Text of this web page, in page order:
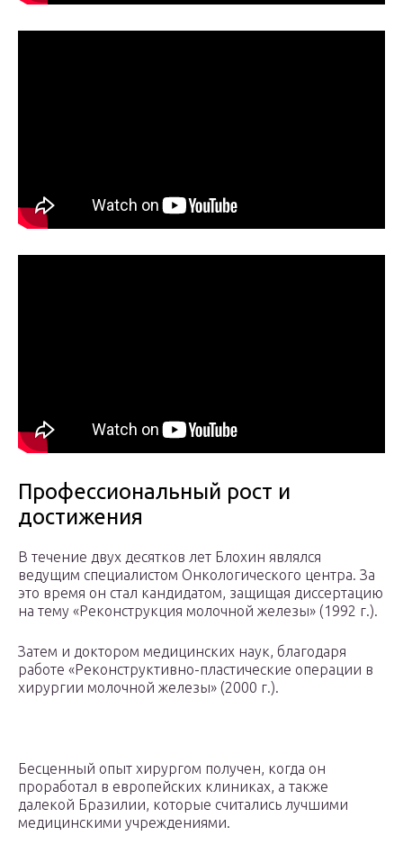
Профессиональный рост и
достижения
В течение двух десятков лет Блохин являлся
ведущим специалистом Онкологического центра. За
это время он стал кандидатом, защищая диссертацию
на тему «Реконструкция молочной железы» (1992 г.).
Затем и доктором медицинских наук, благодаря
работе «Реконструктивно-пластические операции в
хирургии молочной железы» (2000 г.).
Бесценный опыт хирургом получен, когда он
проработал в европейских клиниках, а также
далекой Бразилии, которые считались лучшими
медицинскими учреждениями.